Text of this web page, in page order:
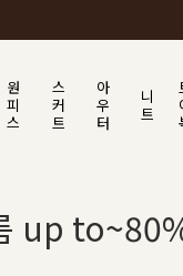
원
피
스
스
커
트
아
우
터
니
트
up